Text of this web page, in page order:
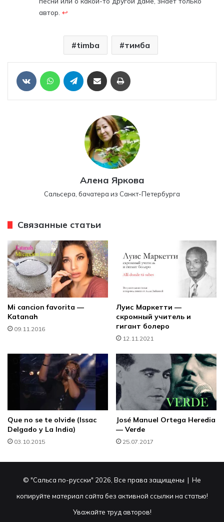
автор.↩︎
timba тимба
VKontakte WhatsApp Telegram
Алена Яркова
Сальсера, бачатера из Санкт-Петербурга
Связанные статьи
Mi cancion favorita —
Katanah
09.11.2016
Луис Маркетти —
скромный учитель и
гигант болеро
12.11.2021
Que no se te olvide (Issac
Delgado y La India)
03.10.2015
José Manuel Ortega Heredia
— Verde
25.07.2017
© "Сальса по-русски" 2026, Все права защищены | Не
копируйте материал сайта без активной ссылки на статью!
Уважайте труд авторов!